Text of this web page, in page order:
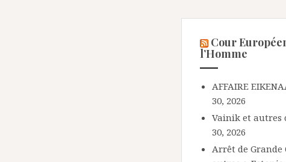
Cour
l’Homme
AFFAIRE
30, 2026
Vainik et autres
30, 2026
Arrêt de